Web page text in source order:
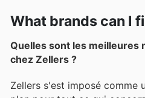
What brands can I
Quelles sont les meilleures
chez Zellers ?
Zellers s'est imposé comme